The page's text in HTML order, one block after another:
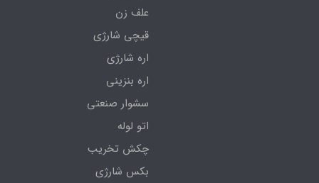
علف زن
قیچی شارژی
اره شارژی
اره بنزینی
سشوار صنعتی
اتو لوله
چکش تخریب
بکس شارژی